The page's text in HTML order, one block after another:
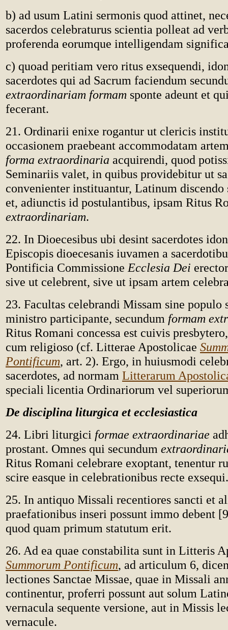
b) ad usum Latini sermonis quod attinet,
sacerdos celebraturus scientia polleat ad
proferenda eorumque intelligendam
c) quoad peritiam vero ritus exsequendi,
sacerdotes qui ad Sacrum faciendum
extraordinariam formam sponte adeunt et
fecerant.
21. Ordinarii enixe rogantur ut clericis
occasionem praebeant accommodatam
forma extraordinaria acquirendi, quod
Seminariis valet, in quibus providebitur ut
convenienter instituantur, Latinum discendo
et, adiunctis id postulantibus, ipsam Ritus
extraordinariam.
22. In Dioecesibus ubi desint sacerdotes
Episcopis dioecesanis iuvamen a
Pontificia Commissione Ecclesia Dei
sive ut celebrent, sive ut ipsam artem
23. Facultas celebrandi Missam sine populo
ministro participante, secundum formam
Ritus Romani concessa est cuivis
cum religioso (cf. Litterae Apostolicae
Pontificum, art. 2). Ergo, in huiusmodi
sacerdotes, ad normam Litterarum
speciali licentia Ordinariorum vel
De disciplina liturgica et ecclesiastica
24. Libri liturgici formae extraordinariae
prostant. Omnes qui secundum
Ritus Romani celebrare exoptant, tenentur
scire easque in celebrationibus recte exsequi.
25. In antiquo Missali recentiores sancti et
praefationibus inseri possunt immo debent
quod quam primum statutum erit.
26. Ad ea quae constabilita sunt in Litteris
Summorum Pontificum, ad articulum 6,
lectiones Sanctae Missae, quae in Missali
continentur, proferri possunt aut solum
vernacula sequente versione, aut in Missis
vernacule.